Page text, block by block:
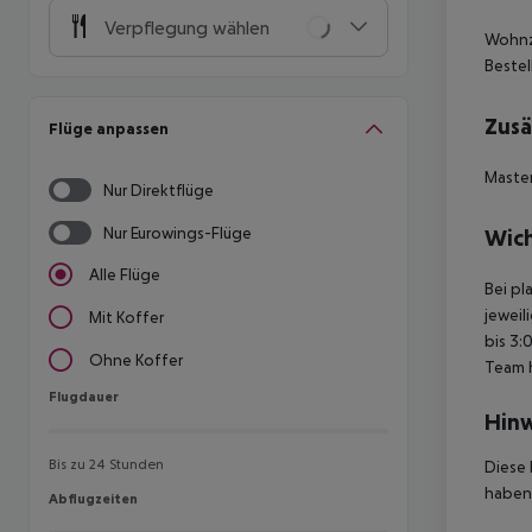
Verpflegung wählen
Flüge anpassen
Nur Direktflüge
Nur Eurowings-Flüge
Alle Flüge
Mit Koffer
Ohne Koffer
Flugdauer
Flugdauer
Bis zu 24 Stunden
Abflugzeiten
Abflugzeiten
Bei
bis
Team
Diese